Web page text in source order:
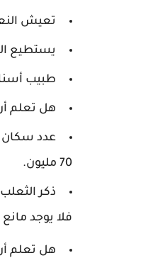
تعيش النعامة 75 عاماً وتظل قادرة على التكاثر
يستطيع
طبيب
هل تعلم أن أصغر
عدد سكان
70 مليون.
ذكر
فلا يوجد مانع
هل تعلم